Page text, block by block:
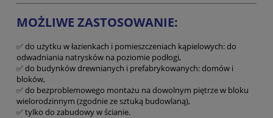
MOŻLIWE ZASTOSOWANIE:
✅ do użytku w łazienkach i pomieszczeniach kąpielowych: do
odwadniania natrysków na poziomie podłogi,
✅ do budynków drewnianych i prefabrykowanych: domów i
bloków,
✅ do bezproblemowego montażu na dowolnym piętrze w bloku
wielorodzinnym (zgodnie ze sztuką budowlaną),
✅ tylko do zabudowy w ścianie.